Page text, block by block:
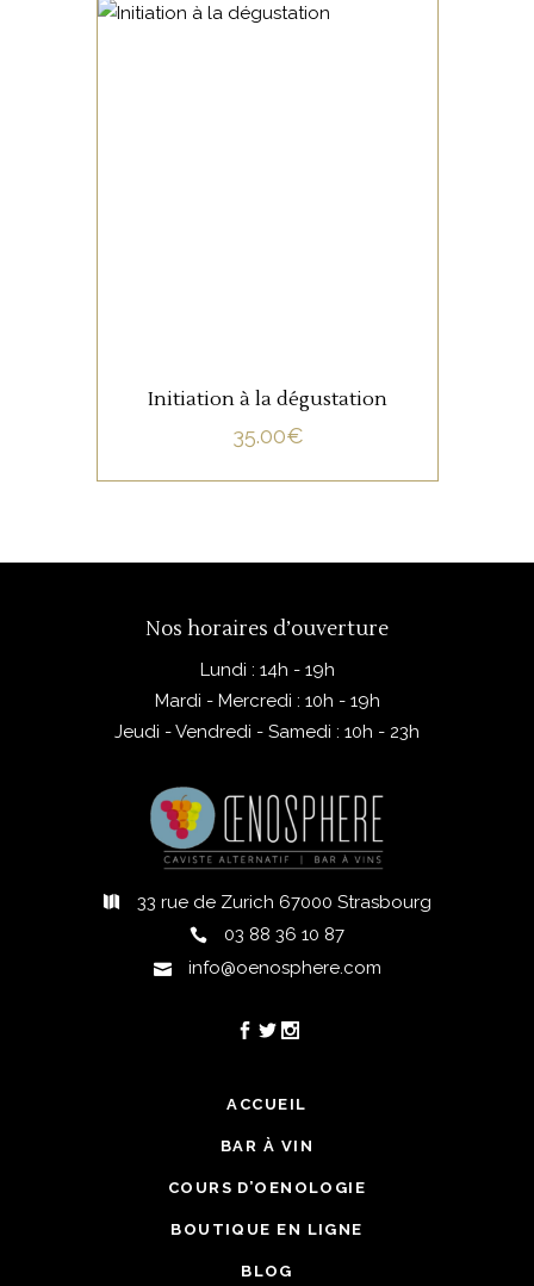
Initiation à la dégustation
35.00€
Nos horaires d’ouverture
Lundi : 14h - 19h
Mardi - Mercredi : 10h - 19h
Jeudi - Vendredi - Samedi : 10h - 23h
33 rue de Zurich 67000 Strasbourg
03 88 36 10 87
info@oenosphere.com
ACCUEIL
BAR À VIN
COURS D’OENOLOGIE
BOUTIQUE EN LIGNE
BLOG